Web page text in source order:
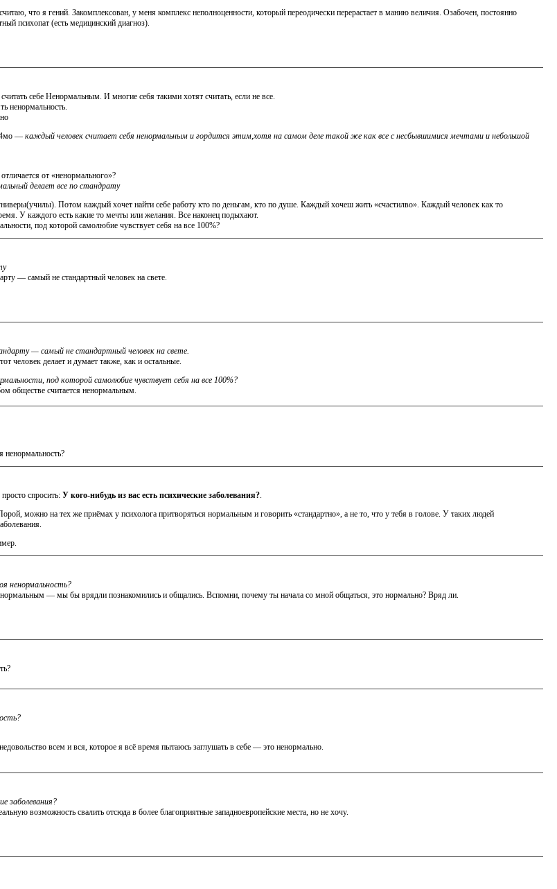
что я гений. Закомплексован, у меня комплекс неполноценности, который переодически перерастает в манию величия. Озабочен, постоянно
психопат (есть медицинский диагноз).
себе Ненормальным. И многие себя такими хотят считать, если не все.
ненормальность.
4мо — каждый человек считает себя ненормальным и гордится этим,хотя на самом деле такой же как все с несбывшимися мечтами и небольшой
от «ненормального»?
делает все по стандрату
Потом каждый хочет найти себе работу кто по деньгам, кто по душе. Каждый хочеш жить «счастилво». Каждый человек как то
У каждого есть какие то мечты или желания. Все наконец подыхают.
под которой самолюбие чувствует себя на все 100%?
— самый не стандартный человек на свете.
— самый не стандартный человек на свете.
человек делает и думает также, как и остальные.
под которой самолюбие чувствует себя на все 100%?
обществе считается ненормальным.
ненормальность?
спросить: У кого-нибудь из вас есть психические заболевания?.
можно на тех же приёмах у психолога притворяться нормальным и говорить «стандартно», а не то, что у тебя в голове. У таких людей
ненормальность?
— мы бы врядли познакомились и общались. Вспомни, почему ты начала со мной общаться, это нормально? Вряд ли.
всем и вся, которое я всё время пытаюсь заглушать в себе — это ненормально.
заболевания?
возможность свалить отсюда в более благоприятные западноевропейские места, но не хочу.